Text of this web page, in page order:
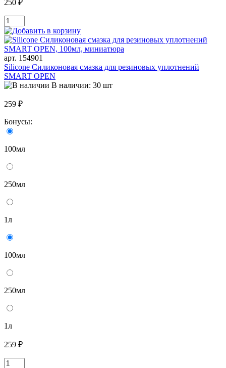
250 ₽
арт. 154901
Silicone Силиконовая смазка для резиновых уплотнений
SMART OPEN
В наличии: 30 шт
259 ₽
Бонусы:
100мл
250мл
1л
100мл
250мл
1л
259 ₽